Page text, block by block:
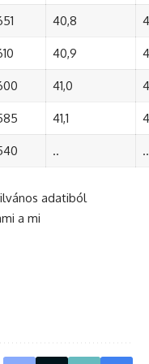
40,8
40,9
41,0
41,1
.. ..
adatiból
a mi